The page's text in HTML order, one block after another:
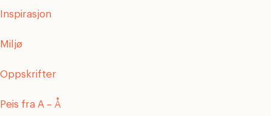
Inspirasjon
Miljø
Oppskrifter
Peis fra A – Å